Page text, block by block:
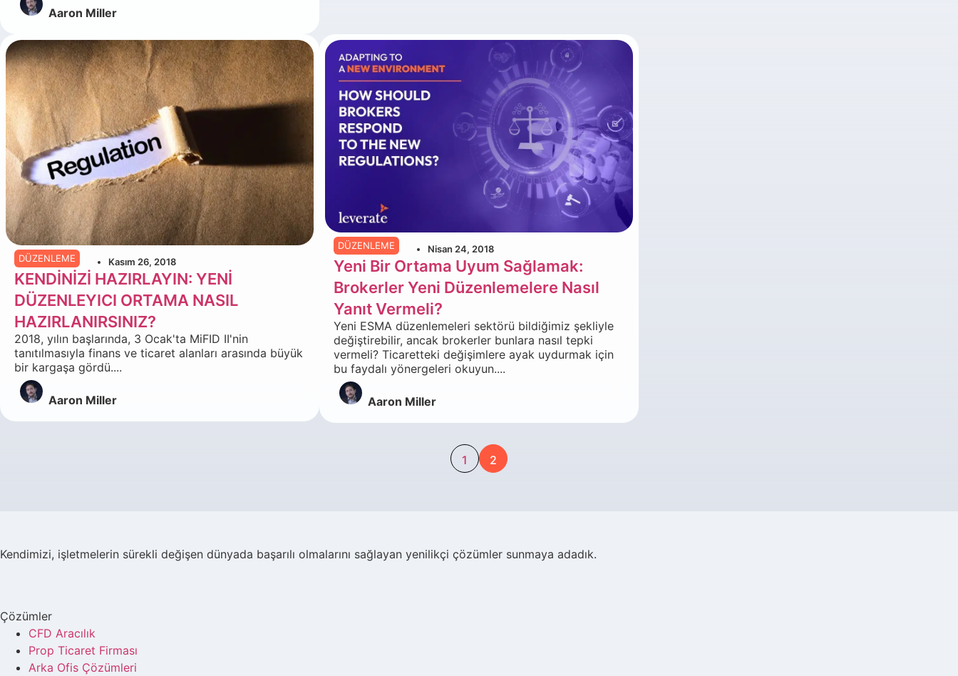
Aaron Miller
DÜZENLEME Kasım 26, 2018
KENDİNİZİ HAZIRLAYIN: YENİ
DÜZENLEYICI ORTAMA NASIL
HAZIRLANIRSINIZ?
2018, yılın başlarında, 3 Ocak'ta MiFID II'nin
tanıtılmasıyla finans ve ticaret alanları arasında büyük
bir kargaşa gördü....
Aaron Miller
DÜZENLEME Nisan 24, 2018
Yeni Bir Ortama Uyum Sağlamak:
Brokerler Yeni Düzenlemelere Nasıl
Yanıt Vermeli?
Yeni ESMA düzenlemeleri sektörü bildiğimiz şekliyle
değiştirebilir, ancak brokerler bunlara nasıl tepki
vermeli? Ticaretteki değişimlere ayak uydurmak için
bu faydalı yönergeleri okuyun....
Aaron Miller
1 2
Kendimizi, işletmelerin sürekli değişen dünyada başarılı olmalarını sağlayan yenilikçi çözümler sunmaya adadık.
Çözümler
CFD Aracılık
Prop Ticaret Firması
Arka Ofis Çözümleri